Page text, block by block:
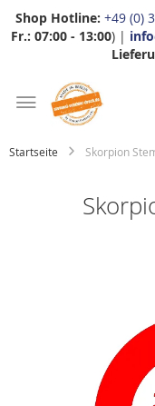
Shop Hotline: +49 (0)
Fr.: 07:00 - 13:00) |
Startseite Skorpion